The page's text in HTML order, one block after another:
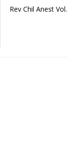
Rev Chil Anest